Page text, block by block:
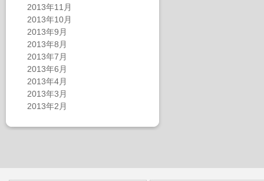
2013年11月
2013年10月
2013年9月
2013年8月
2013年7月
2013年6月
2013年4月
2013年3月
2013年2月